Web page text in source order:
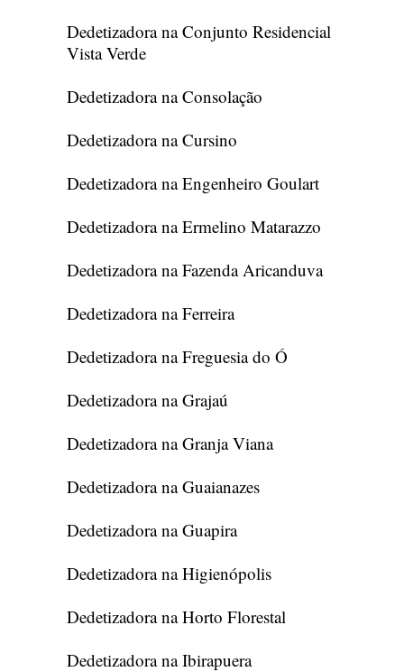
Dedetizadora na Conjunto Residencial
Vista Verde
Dedetizadora na Consolação
Dedetizadora na Cursino
Dedetizadora na Engenheiro Goulart
Dedetizadora na Ermelino Matarazzo
Dedetizadora na Fazenda Aricanduva
Dedetizadora na Ferreira
Dedetizadora na Freguesia do Ó
Dedetizadora na Grajaú
Dedetizadora na Granja Viana
Dedetizadora na Guaianazes
Dedetizadora na Guapira
Dedetizadora na Higienópolis
Dedetizadora na Horto Florestal
Dedetizadora na Ibirapuera